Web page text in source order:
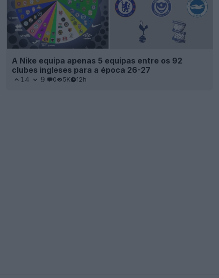
A Nike equipa apenas 5 equipas entre os 92
clubes ingleses para a época 26-27
14 9 0 5K 12h